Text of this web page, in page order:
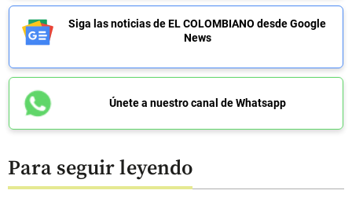
Siga las noticias de EL COLOMBIANO desde Google
News
Únete a nuestro canal de Whatsapp
Para seguir leyendo